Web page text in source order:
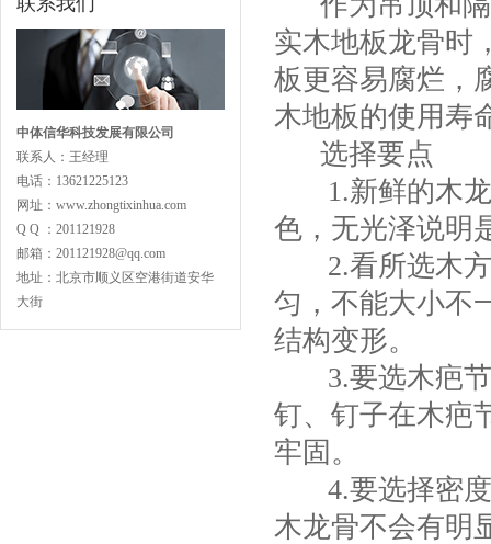
双层龙骨专业比赛型
主副龙骨专业训练型
中体信华科技发展有限公司
联系人：王经理
电话：13621225123
网址：www.zhongtixinhua.com
Q Q ：201121928
邮箱：201121928@qq.com
地址：北京市顺义区空港街道安华
大街
实木地板龙骨时
板更容易腐烂，
木地板的使用寿
选择要点
1.新鲜的木龙
色，无光泽说明
2.看所选木方
匀，不能大小不
结构变形。
3.要选木疤节
钉、钉子在木疤
牢固。
4.要选择密度
木龙骨不会有明